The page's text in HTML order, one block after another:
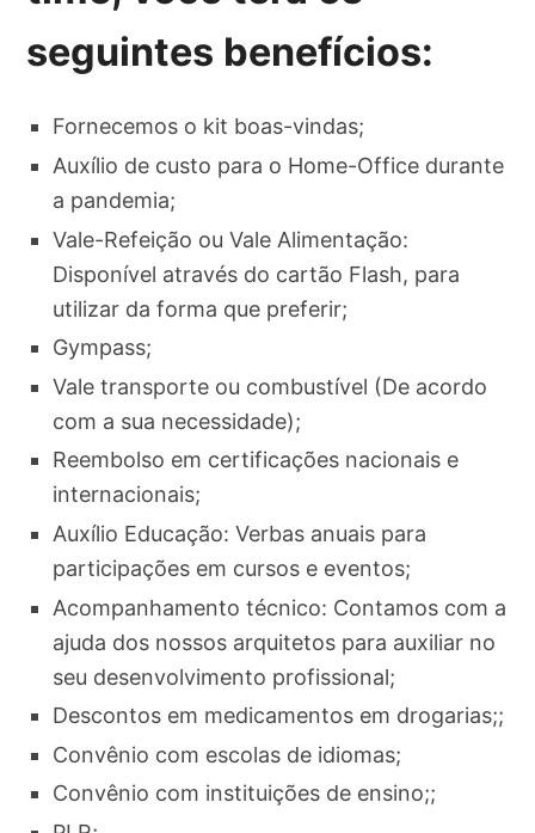
seguintes benefícios:
Fornecemos o kit boas-vindas;
Auxílio de custo para o Home-Office durante
a pandemia;
Vale-Refeição ou Vale Alimentação:
Disponível através do cartão Flash, para
utilizar da forma que preferir;
Gympass;
Vale transporte ou combustível (De acordo
com a sua necessidade);
Reembolso em certificações nacionais e
internacionais;
Auxílio Educação: Verbas anuais para
participações em cursos e eventos;
Acompanhamento técnico: Contamos com a
ajuda dos nossos arquitetos para auxiliar no
seu desenvolvimento profissional;
Descontos em medicamentos em drogarias;;
Convênio com escolas de idiomas;
Convênio com instituições de ensino;;